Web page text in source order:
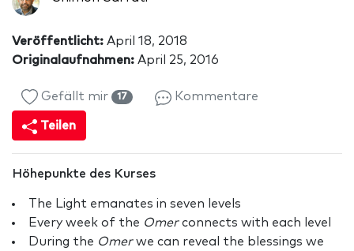
Veröffentlicht: April 18, 2018
Originalaufnahmen: April 25, 2016
Gefällt mir 17 Kommentare
Teilen
Höhepunkte des Kurses
The Light emanates in seven levels
Every week of the Omerconnects with each level
During the Omerwe can reveal the blessings we